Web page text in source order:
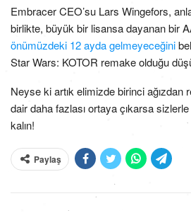
Embracer CEO’su Lars Wingefors,
birlikte, büyük bir lisansa dayanan bir
önümüzdeki 12 ayda gelmeyeceğini
Star Wars: KOTOR remake olduğu
Neyse ki artık elimizde birinci
dair daha fazlası ortaya çıkarsa
kalın!
Paylaş